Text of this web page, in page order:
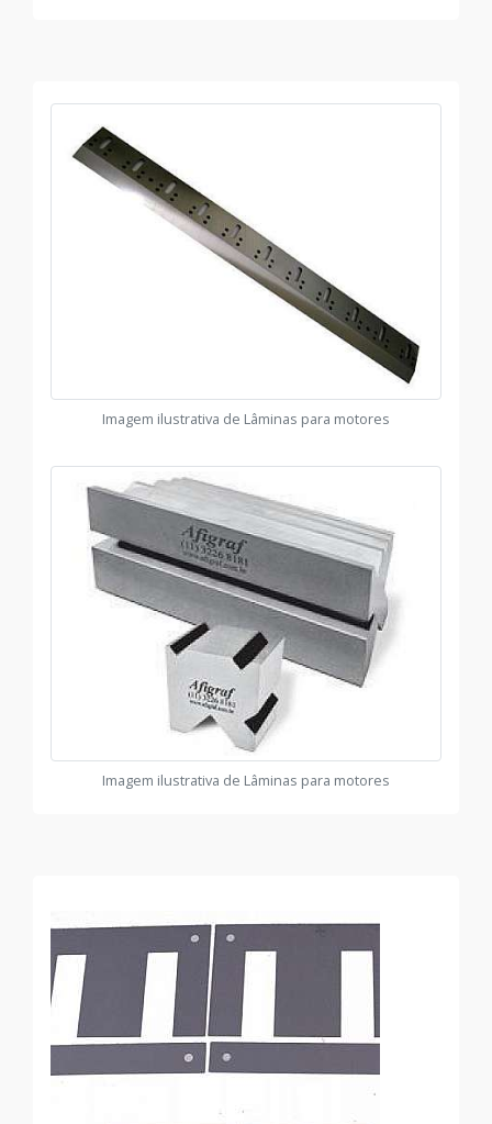
Imagem ilustrativa de Lâminas para motores
Imagem ilustrativa de Lâminas para motores